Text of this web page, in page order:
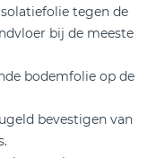
tegen de
bij de meeste
bodemfolie op de
bevestigen van